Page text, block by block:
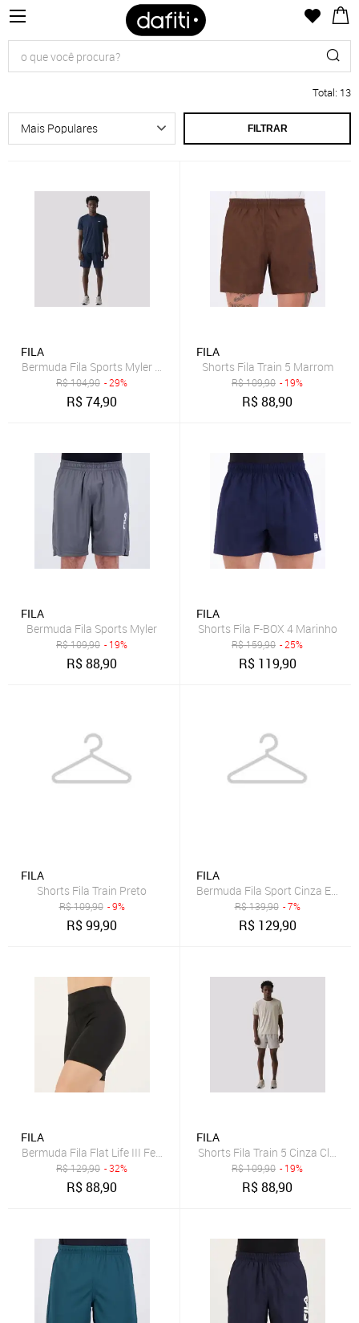
Total: 13
FILTRAR
FILA
Bermuda Fila Sports Myler Marinho
R$104,90 - 29%
R$74,90
FILA
Shorts Fila Train 5 Marrom
R$109,90 - 19%
R$88,90
FILA
Bermuda Fila Sports Myler
R$109,90 - 19%
R$88,90
FILA
Shorts Fila F-BOX 4 Marinho
R$159,90 - 25%
R$ 119,90
FILA
Shorts Fila Train Preto
R$109,90 - 9%
R$99,90
FILA
Bermuda Fila Sport Cinza Escuro
R$139,90 - 7%
R$ 129,90
FILA
Bermuda Fila Flat Life III Feminina Preta
R$129,90 - 32%
R$88,90
FILA
Shorts Fila Train 5 Cinza Claro e
R$109,90 - 19%
R$88,90